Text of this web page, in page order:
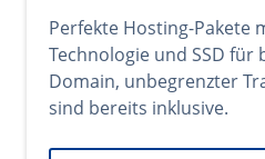
Perfekte Hosting-Pakete
Technologie und SSD für
Domain, unbegrenzter
sind bereits inklusive.